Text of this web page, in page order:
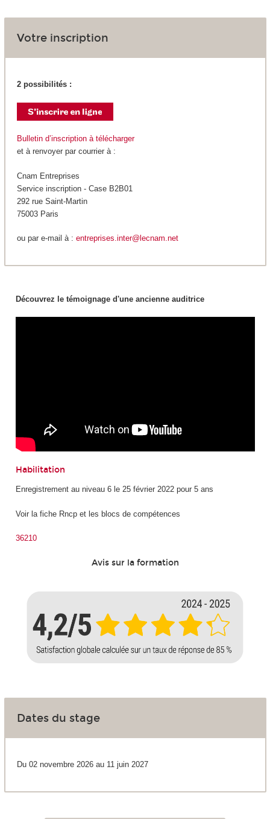
Votre inscription
2 possibilités :
Bulletin d’inscription à télécharger
et à renvoyer par courrier à :
Cnam Entreprises
Service inscription - Case B2B01
292 rue Saint-Martin
75003 Paris
ou par e-mail à : entreprises.inter@lecnam.net
Découvrez le témoignage d'une ancienne auditrice
Habilitation
Enregistrement au niveau 6 le 25 février 2022 pour 5 ans
Voir la fiche Rncp et les blocs de compétences
36210
Avis sur la formation
Dates du stage
Du 02 novembre 2026 au 11 juin 2027